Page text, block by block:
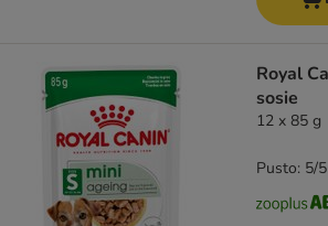
Royal
sosie
12 x 85 g
Pusto: 5/5